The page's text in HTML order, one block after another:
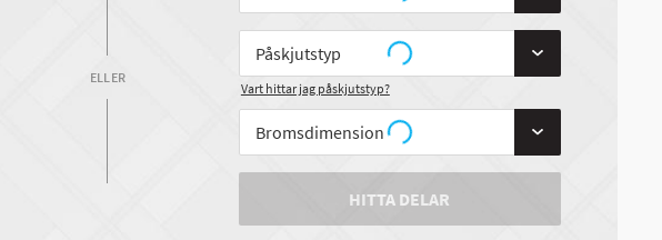
ELLER
Vart hittar jag påskjutstyp?
HITTA DELAR